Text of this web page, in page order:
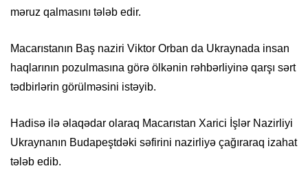
məruz qalmasını tələb edir.
Macarıstanın Baş naziri Viktor Orban da Ukraynada insan
haqlarının pozulmasına görə ölkənin rəhbərliyinə qarşı sərt
tədbirlərin görülməsini istəyib.
Hadisə ilə əlaqədar olaraq Macarıstan Xarici İşlər Nazirliyi
Ukraynanın Budapeştdəki səfirini nazirliyə çağıraraq izahat
tələb edib.